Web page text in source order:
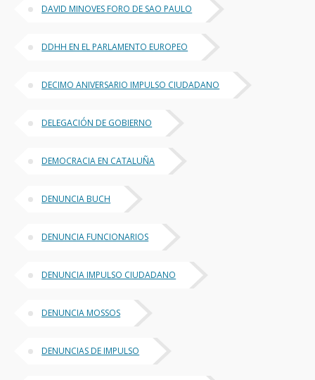
DAVID MINOVES FORO DE SAO PAULO
DDHH EN EL PARLAMENTO EUROPEO
DECIMO ANIVERSARIO IMPULSO CIUDADANO
DELEGACIÓN DE GOBIERNO
DEMOCRACIA EN CATALUÑA
DENUNCIA BUCH
DENUNCIA FUNCIONARIOS
DENUNCIA IMPULSO CIUDADANO
DENUNCIA MOSSOS
DENUNCIAS DE IMPULSO